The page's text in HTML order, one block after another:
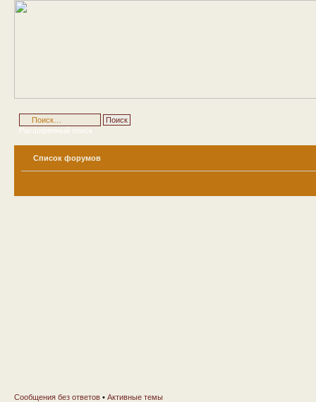
Расширенный поиск
Список форумов
Сообщения без ответов • Активные темы